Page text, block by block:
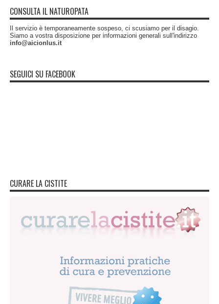
CONSULTA IL NATUROPATA
Il servizio è temporaneamente sospeso, ci scusiamo per il disagio.
Siamo a vostra disposizione per informazioni generali sull'indirizzo
info@aicionlus.it
SEGUICI SU FACEBOOK
CURARE LA CISTITE